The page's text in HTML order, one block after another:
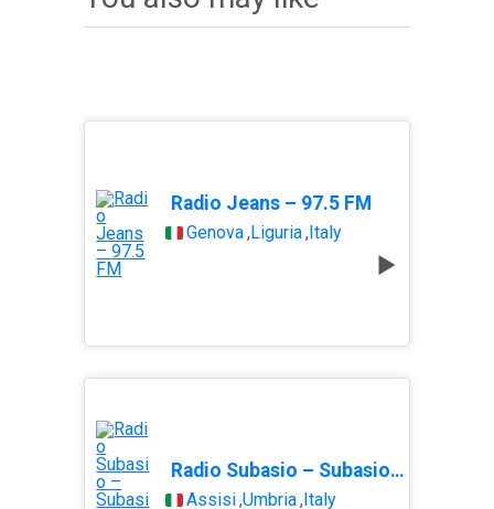
Radio Jeans – 97.5 FM
Genova,Liguria, Italy
Radio Subasio – Subasio Per Un’Ora D’ Amore
Assisi,Umbria,Italy